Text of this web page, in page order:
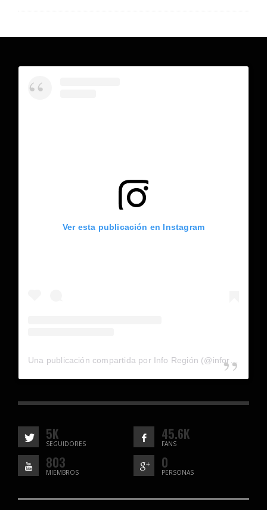
Ver esta publicación en Instagram
Una publicación compartida por Info Región (@inforegion_redes)
5K
SEGUIDORES
45.6K
FANS
803
MIEMBROS
0
PERSONAS